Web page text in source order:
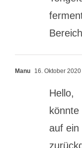
Manu 16. Oktober
Hello,
auf ein